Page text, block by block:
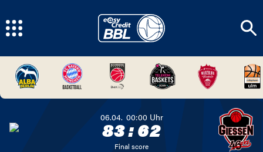
06.04. 00:00 Uhr
83:62
Final score